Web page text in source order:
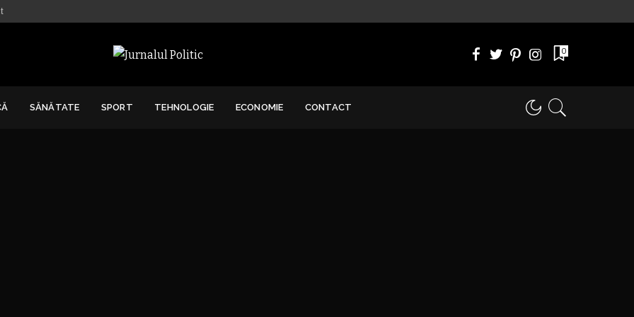
0
SĂNĂTATE SPORT TEHNOLOGIE ECONOMIE CONTACT